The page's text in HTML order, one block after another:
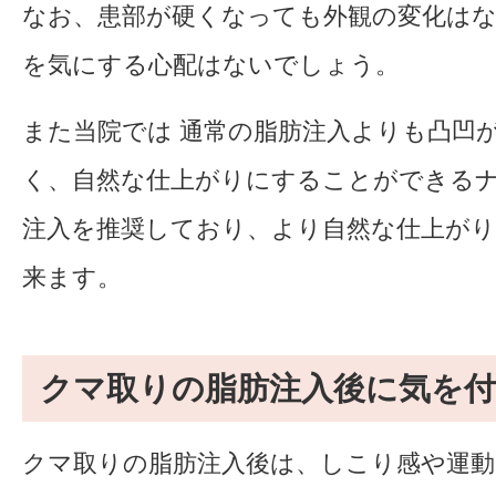
なお、患部が硬くなっても外観の変化は
を気にする心配はないでしょう。
また当院では 通常の脂肪注入よりも凸凹
く、自然な仕上がりにすることができる
注入を推奨しており、より自然な仕上が
来ます。
クマ取りの脂肪注入後に気を
クマ取りの脂肪注入後は、しこり感や運